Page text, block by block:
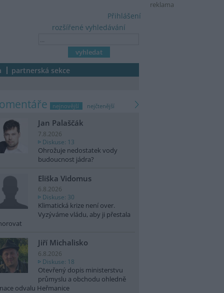
reklama
rozšířené vyhledávání
Přihlášení
partnerská sekce
nejnovější nejčtenější
Jan Palaščák
7.8.2026
Diskuse: 13
Ohrožuje nedostatek vody
budoucnost jádra?
Eliška Vidomus
6.8.2026
Diskuse: 30
Klimatická krize není over.
Vyzýváme vládu, aby ji přestala
Jiří Michalisko
6.8.2026
Diskuse: 18
Otevřený dopis ministerstvu
průmyslu a obchodu ohledně
odvalu Heřmanice